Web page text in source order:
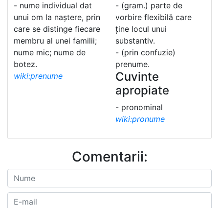
- nume individual dat
unui om la naștere, prin
care se distinge fiecare
membru al unei familii;
nume mic; nume de
botez.
wiki:prenume
- (gram.) parte de
vorbire flexibilă care
ține locul unui
substantiv.
- (prin confuzie)
prenume.
Cuvinte
apropiate
- pronominal
wiki:pronume
Comentarii: